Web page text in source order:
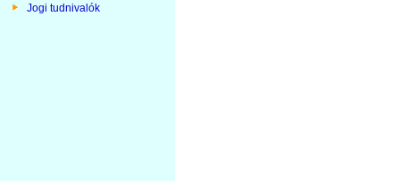
Jogi tudnivalók